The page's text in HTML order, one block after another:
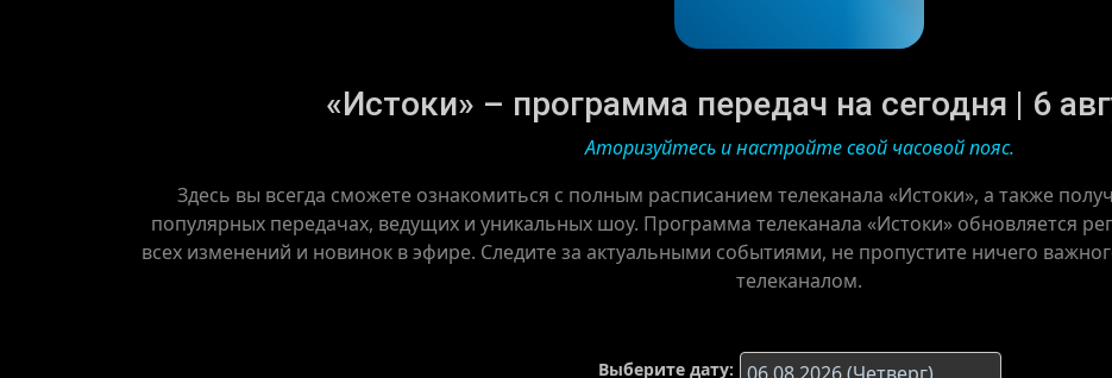
«Истоки» – программа передач на сегодня | 6
Аторизуйтесь и настройте свой часовой пояс.
Здесь вы всегда сможете ознакомиться с полным расписанием телеканала «Истоки», а также
популярных передачах, ведущих и уникальных шоу. Программа телеканала «Истоки» обновляется
всех изменений и новинок в эфире. Следите за актуальными событиями, не пропустите ничего
телеканалом.
Выберите дату: